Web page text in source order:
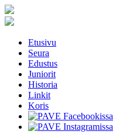
Etusivu
Seura
Edustus
Juniorit
Historia
Linkit
Koris